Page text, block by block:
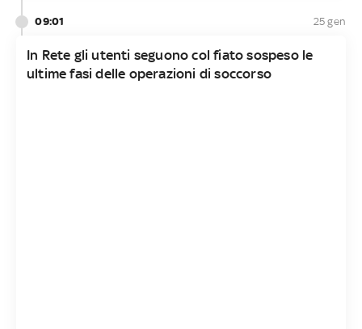
09:01 25 gen
In Rete gli utenti seguono col fiato sospeso le
ultime fasi delle operazioni di soccorso